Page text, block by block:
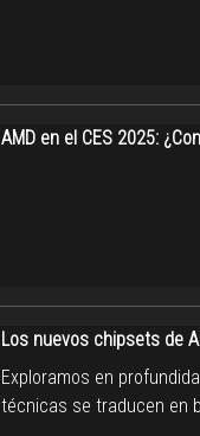
AMD en el CES 2025:
Los nuevos chipsets de
Exploramos en
técnicas se traducen en